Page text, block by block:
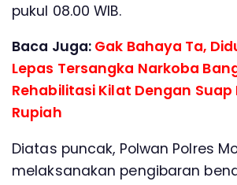
pukul 08.00 WIB.
Baca Juga: Gak Bahaya Ta,
Lepas Tersangka Narkoba
Rehabilitasi Kilat Dengan
Rupiah
Diatas puncak, Polwan Polres
melaksanakan pengibaran